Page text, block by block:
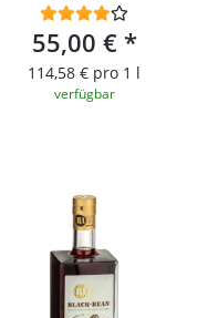
55,00 € *
114,58 € pro 1 l
verfügbar